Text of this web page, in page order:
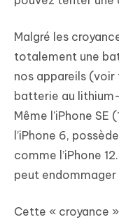
Malgré les
totalement une
nos appareils
batterie au
Même l’iPhone
l’iPhone 6,
comme l’iPhone
peut
Cette « croyance